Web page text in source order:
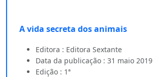
A vida secreta dos animais
Editora : Editora Sextante
Data da publicação : 31 maio 2019
Edição : 1ª